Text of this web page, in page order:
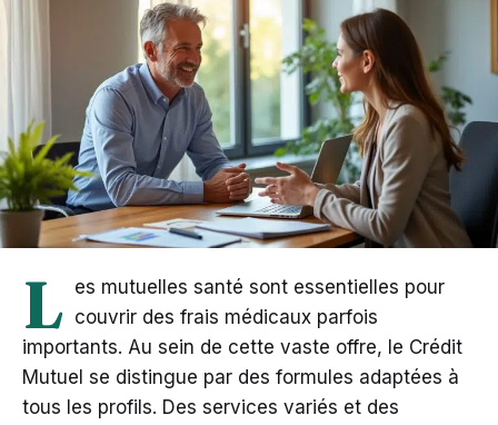
L es mutuelles santé sont essentielles pour
couvrir des frais médicaux parfois
importants. Au sein de cette vaste offre, le Crédit
Mutuel se distingue par des formules adaptées à
tous les profils. Des services variés et des